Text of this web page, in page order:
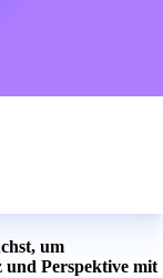
um
und Perspektive mit